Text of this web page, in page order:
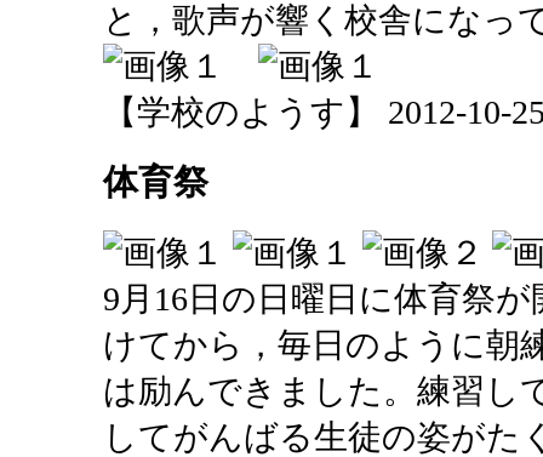
と，歌声が響く校舎になっ
【学校のようす】 2012-10-
体育祭
9月16日の日曜日に体育祭
けてから，毎日のように朝
は励んできました。練習し
してがんばる生徒の姿がた